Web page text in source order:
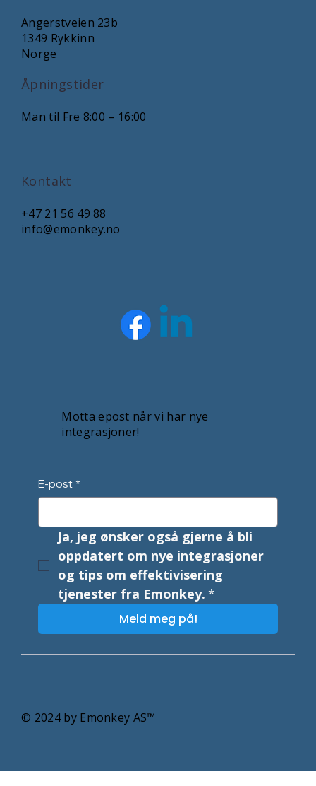
Angerstveien 23b
1349 Rykkinn
Norge
Åpningstider
Man til Fre 8:00 – 16:00
Kontakt
+47 21 56 49 88
info@emonkey.no
Motta epost når vi har nye
integrasjoner!
E-post *
Ja, jeg ønsker også gjerne å bli
oppdatert om nye integrasjoner
og tips om effektivisering
tjenester fra Emonkey. *
Meld meg på!
© 2024 by Emonkey AS™